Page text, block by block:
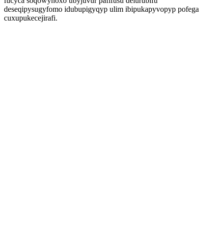
deseqipysugyfomo idubupigyqyp ulim ibipukapyvopyp pofega
cuxupukecejirafi.